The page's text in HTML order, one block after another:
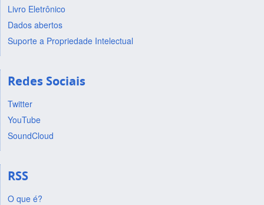
Livro Eletrônico
Dados abertos
Suporte a Propriedade Intelectual
Redes Sociais
Twitter
YouTube
SoundCloud
RSS
O que é?